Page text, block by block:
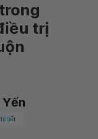
trị
tiết